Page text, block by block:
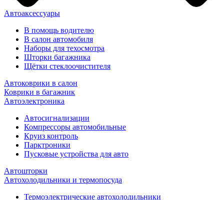
Автоаксессуары
В помощь водителю
В салон автомобиля
Наборы для техосмотра
Шторки багажника
Щётки стеклоочистителя
Автоковрики в салон
Коврики в багажник
Автоэлектроника
Автосигнализации
Компрессоры автомобильные
Круиз контроль
Парктроники
Пусковые устройства для авто
Автошторки
Автохолодильники и термопосуда
Термоэлектрические автохолодильники